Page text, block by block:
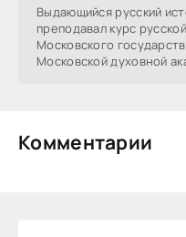
Выдающийся русский
преподавал курс
Московского
Московской духовной
Комментарии